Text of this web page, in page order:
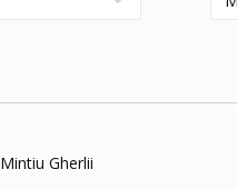
Mintiu Gherlii